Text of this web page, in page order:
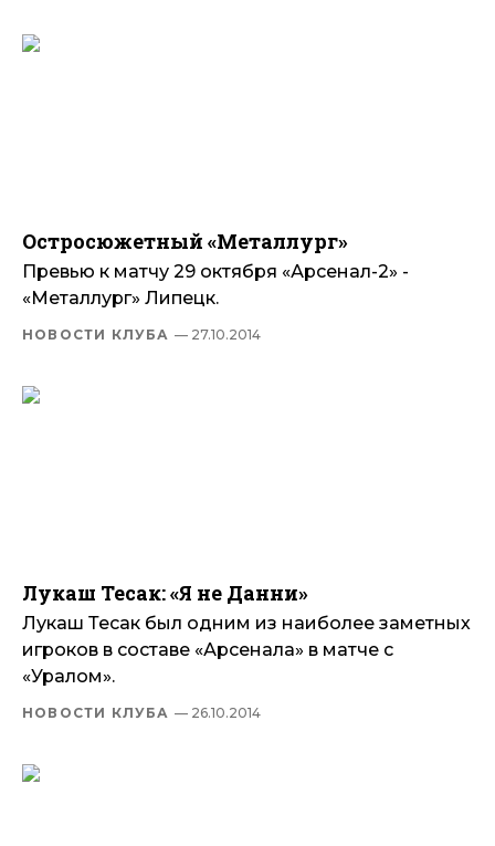
Остросюжетный «Металлург»
Превью к матчу 29 октября «Арсенал-2» -
«Металлург» Липецк.
НОВОСТИ КЛУБА — 27.10.2014
Лукаш Тесак: «Я не Данни»
Лукаш Тесак был одним из наиболее заметных
игроков в составе «Арсенала» в матче с
«Уралом».
НОВОСТИ КЛУБА — 26.10.2014